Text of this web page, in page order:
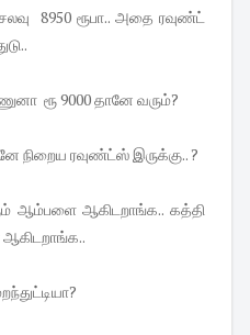
8950 ரூபா.. அதை ரவுண்ட்
ரூ 9000 தானே வரும்?
நிறைய ரவுண்ட்ஸ் இருக்கு.. ?
ஆம்பளை ஆகிடறாங்க.. கத்தி
ஆகிடறாங்க..